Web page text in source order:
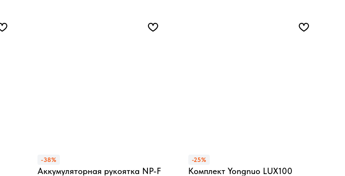
-38%
Аккумуляторная рукоятка NP-F
-25%
Комплект Yongnuo LUX100